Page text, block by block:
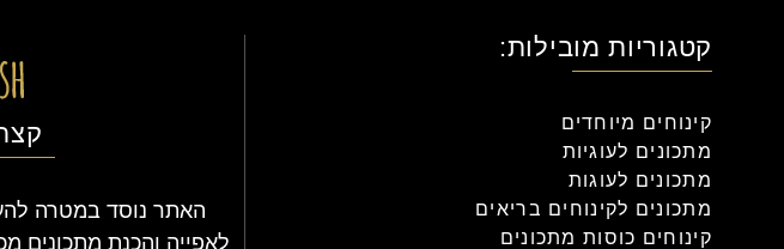
קטגוריות מובילות:
קינוחים מיוחדים
מתכונים לעוגיות
מתכונים לעוגות
מתכונים לקינוחים בריאים
קינוחים כוסות מתכונים
האתר נוסד במטרה
לאפייה והכנת מתכונים